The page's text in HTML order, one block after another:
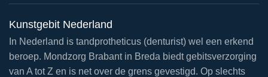
Kunstgebit Nederland
In Nederland is tandprotheticus (denturist) wel een erkend
beroep. Mondzorg Brabant in Breda biedt gebitsverzorging
van A tot Z en is net over de grens gevestigd. Op slechts